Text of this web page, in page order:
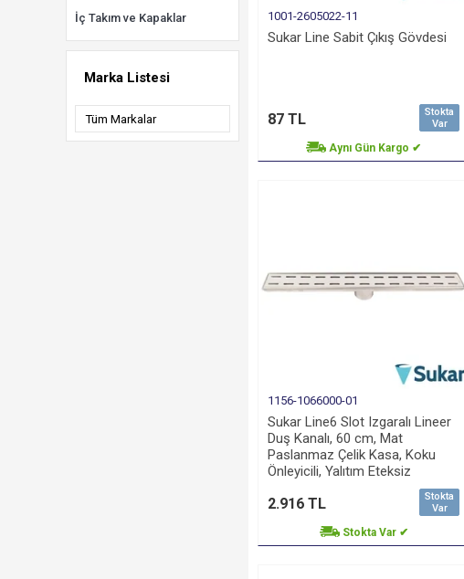
İç Takım ve Kapaklar
Marka Listesi
1001-2605022-11
Sukar Line Sabit Çıkış Gövdesi
Stokta
Var
87 TL
Aynı Gün Kargo ✔
1156-1066000-01
Sukar Line6 Slot Izgaralı Lineer
Duş Kanalı, 60 cm, Mat
Paslanmaz Çelik Kasa, Koku
Önleyicili, Yalıtım Eteksiz
Stokta
Var
2.916 TL
Stokta Var ✔